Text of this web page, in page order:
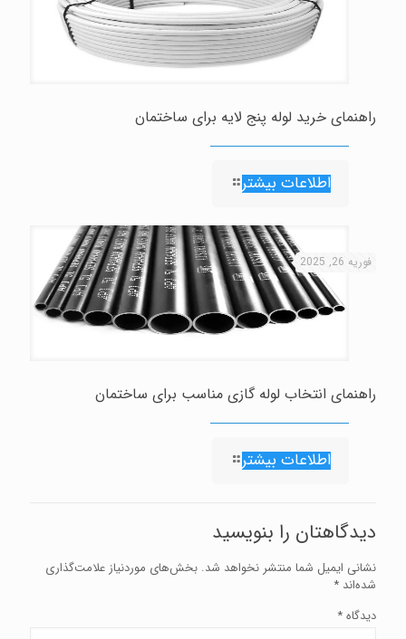
راهنمای خرید لوله پنج لایه برای ساختمان
اطلاعات بیشتر
فوریه 26, 2025
راهنمای انتخاب لوله گازی مناسب برای ساختمان
اطلاعات بیشتر
دیدگاهتان را بنویسید
نشانی ایمیل شما منتشر نخواهد شد. بخش‌های موردنیاز علامت‌گذاری
شده‌اند *
دیدگاه*